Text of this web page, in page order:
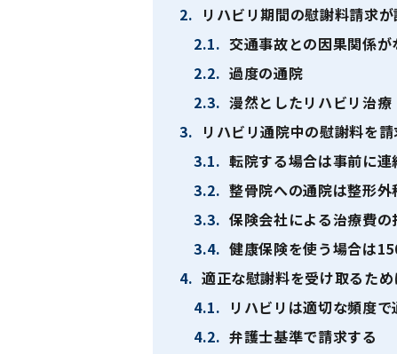
2. リハビリ期間の慰謝料請求
2.1. 交通事故との因果関係が
2.2. 過度の通院
2.3. 漫然としたリハビリ治療
3. リハビリ通院中の慰謝料を
3.1. 転院する場合は事前に連
3.2. 整骨院への通院は整形
3.3. 保険会社による治療費
3.4. 健康保険を使う場合は
4. 適正な慰謝料を受け取るた
4.1. リハビリは適切な頻度で
4.2. 弁護士基準で請求する